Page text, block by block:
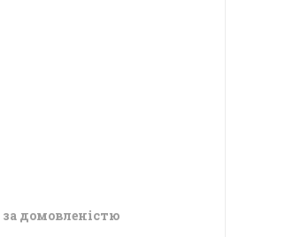
за домовленістю